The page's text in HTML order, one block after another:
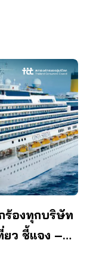
ร้องทุกบริษัท
ว ชี้แจง –
ง